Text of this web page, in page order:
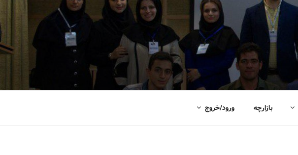
بازارچه ورود/خروج